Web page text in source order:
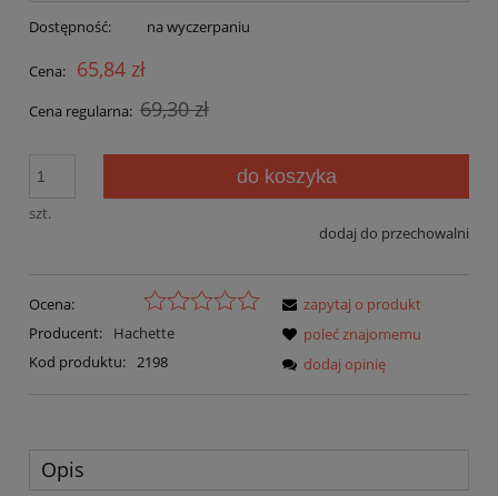
Dostępność: na wyczerpaniu
Cena: 65,84 zł
Cena regularna: 69,30 zł
szt.
do koszyka
dodaj do przechowalni
Ocena:
Producent:
Hachette
Kod produktu: 2198
zapytaj o produkt
poleć znajomemu
dodaj opinię
Opis